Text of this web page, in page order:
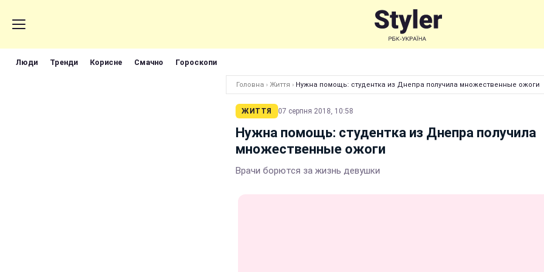
Люди Тренди Корисне Смачно Гороскопи
Головна › Життя › Нужна помощь: студентка из Днепра получила множественные ожоги
ЖИТТЯ 07 серпня 2018, 10:58
Нужна помощь: студентка из Днепра получила
множественные ожоги
Врачи борются за жизнь девушки